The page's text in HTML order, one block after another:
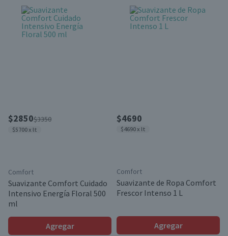
$2850$3350
$5700 x lt
Comfort
Suavizante Comfort Cuidado
Intensivo Energía Floral 500
ml
Agregar
$4690
$4690 x lt
Comfort
Suavizante de Ropa Comfort
Frescor Intenso 1 L
Agregar